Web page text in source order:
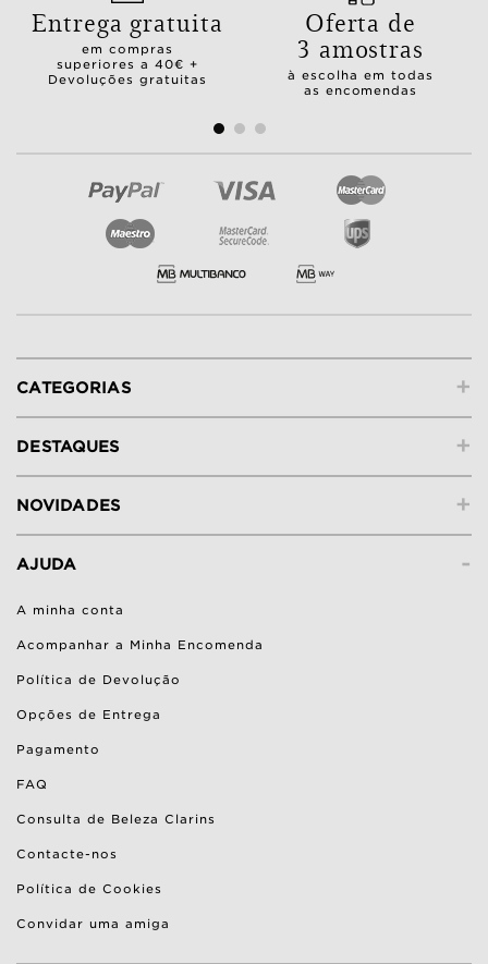
Entrega gratuita
em compras
superiores a 40€ +
Devoluções gratuitas
Oferta de
3 amostras
à escolha em todas
as encomendas
+
CATEGORIAS
+
DESTAQUES
+
NOVIDADES
-
AJUDA
A minha conta
Acompanhar a Minha Encomenda
Política de Devolução
Opções de Entrega
Pagamento
FAQ
Consulta de Beleza Clarins
Contacte-nos
Política de Cookies
Convidar uma amiga